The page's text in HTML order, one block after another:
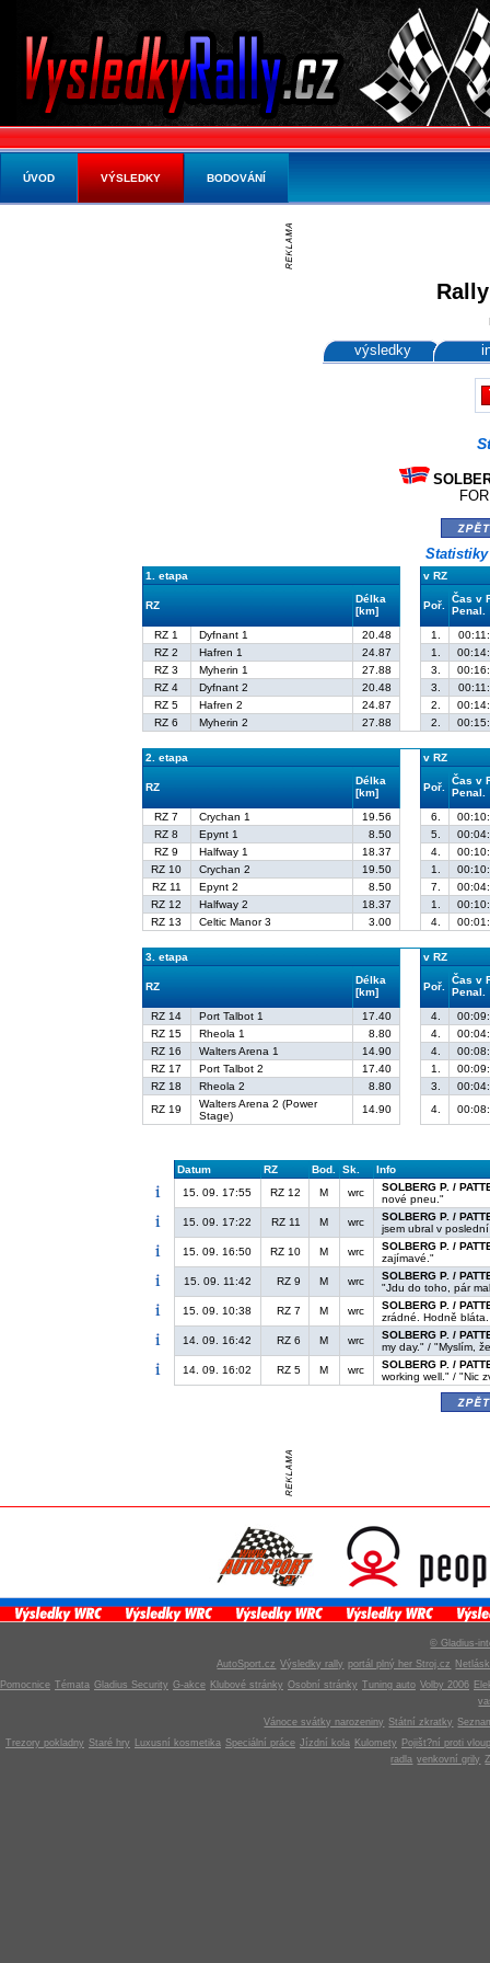
výsledky
1. etapa v RZ
RZ
Délka
[km]
Poř.
Čas v
Penal.
RZ 1
Dyfnant 1 20.48 1.
RZ 2
Hafren 1 24.87 1.
RZ 3
Myherin 1 27.88 3.
RZ 4
Dyfnant 2 20.48 3.
RZ 5
Hafren 2 24.87 2.
RZ 6
Myherin 2 27.88 2.
2. etapa v RZ
RZ
Délka
[km]
Poř.
Čas v
Penal.
RZ 7
Crychan 1 19.56 6.
RZ 8
Epynt 1 8.50 5.
RZ 9
Halfway 1 18.37 4.
RZ 10
Crychan 2 19.50 1.
RZ 11
Epynt 2 8.50 7.
RZ 12
Halfway 2 18.37 1.
RZ 13
Celtic Manor 3 3.00 4.
3. etapa v RZ
RZ
Délka
[km]
Poř.
Čas v
Penal.
RZ 14
Port Talbot 1 17.40 4.
RZ 15
Rheola 1 8.80 4.
RZ 16
Walters Arena 1 14.90 4.
RZ 17
Port Talbot 2 17.40 1.
RZ 18
Rheola 2 8.80 3.
RZ 19
Walters Arena 2 (Power
Stage)
14.90 4.
Datum RZ Bod. Sk.
Info
15. 09. 17:55
RZ 12 M wrc
SOLBERG P. /
nové pneu."
15. 09. 17:22
RZ 11 M wrc
SOLBERG P. /
jsem ubral v
15. 09. 16:50
RZ 10 M wrc
SOLBERG P. /
zajímavé."
15. 09. 11:42
RZ 9 M wrc
SOLBERG P. /
"Jdu do toho, pár
15. 09. 10:38
RZ 7 M wrc
SOLBERG P. /
zrádné. Hodně
14. 09. 16:42
RZ 6 M wrc
SOLBERG P. /
my day." / "Myslím,
14. 09. 16:02
RZ 5 M wrc
SOLBERG P. /
working well." / "Nic
© Gladius-
AutoSport.cz Výsledky rally portál plný her Stroj.cz
Pomocnice Témata Gladius Security G-akce Klubové stránky Osobní stránky Tuning auto Volby 2006
Vánoce svátky narozeniny Státní zkratky
Trezory pokladny Staré hry Luxusní kosmetika Speciální práce Jízdní kola Kulomety
Pojišt?ní proti
radla venkovní grily
ÚVOD VÝSLEDKY BODOVÁNÍ